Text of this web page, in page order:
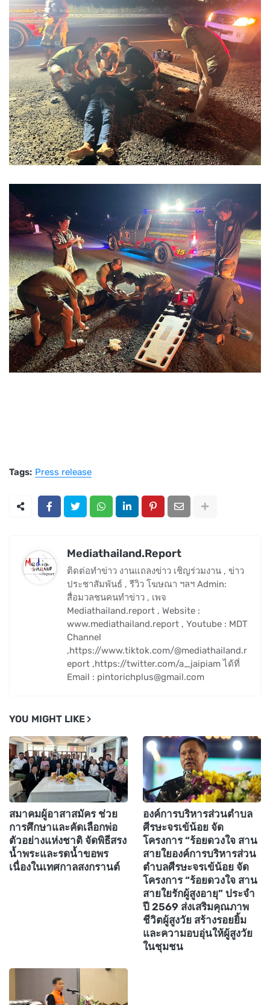
Tags: Press release
Mediathailand.Report
ติดต่อทำข่าว งานแถลงข่าว เชิญร่วมงาน , ข่าว
ประชาสัมพันธ์ , รีวิว โฆษณา ฯลฯ Admin:
สื่อมวลชนคนทำข่าว , เพจ
Mediathailand.report , Website :
www.mediathailand.report , Youtube : MDT
Channel
,https://www.tiktok.com/@mediathailand.r
eport ,https://twitter.com/a_jaipiam ได้ที่
Email : pintorichplus@gmail.com
YOU MIGHT LIKE
สมาคมผู้อาสาสมัคร ช่วย
การศึกษาและคัดเลือกพ่อ
ตัวอย่างแห่งชาติ จัดพิธีสรง
น้ำพระและรดน้ำขอพร
เนื่องในเทศกาลสงกรานต์
องค์การบริหารส่วนตำบล
ศีรษะจรเข้น้อย จัด
โครงการ “ร้อยดวงใจ สาน
สายใยองค์การบริหารส่วน
ตำบลศีรษะจรเข้น้อย จัด
โครงการ “ร้อยดวงใจ สาน
สายใยรักผู้สูงอายุ” ประจำ
ปี 2569 ส่งเสริมคุณภาพ
ชีวิตผู้สูงวัย สร้างรอยยิ้ม
และความอบอุ่นให้ผู้สูงวัย
ในชุมชน